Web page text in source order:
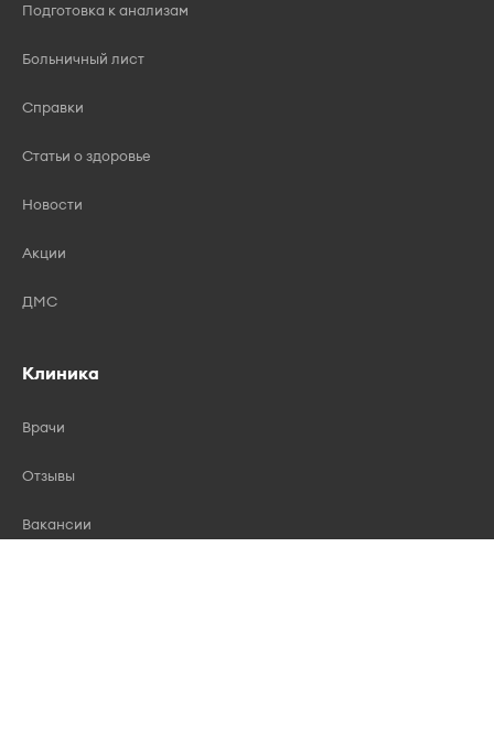
Подготовка к анализам
Больничный лист
Справки
Статьи о здоровье
Новости
Акции
ДМС
Клиника
Врачи
Отзывы
Вакансии